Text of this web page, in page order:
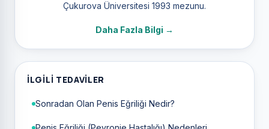
Çukurova Üniversitesi 1993 mezunu.
Daha Fazla Bilgi →
İLGILI TEDAVILER
Sonradan Olan Penis Eğriliği Nedir?